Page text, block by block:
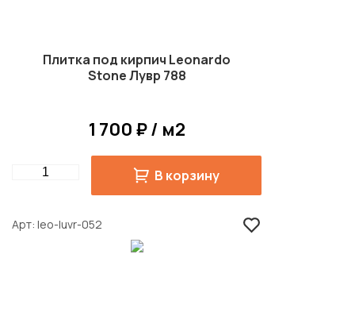
Плитка под кирпич Leonardo
Stone Лувр 788
1 700 ₽ / м2
Quantity В корзину
Арт leo-luvr-052